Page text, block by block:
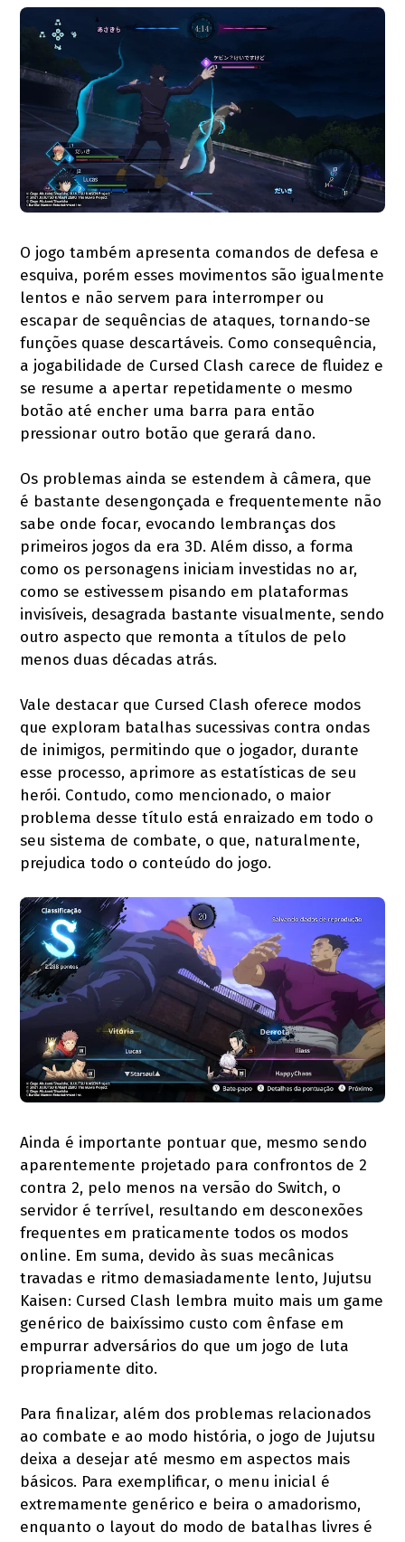
O jogo também apresenta comandos de defesa e
esquiva, porém esses movimentos são igualmente
lentos e não servem para interromper ou
escapar de sequências de ataques, tornando-se
funções quase descartáveis. Como consequência,
a jogabilidade de Cursed Clash carece de fluidez e
se resume a apertar repetidamente o mesmo
botão até encher uma barra para então
pressionar outro botão que gerará dano.
Os problemas ainda se estendem à câmera, que
é bastante desengonçada e frequentemente não
sabe onde focar, evocando lembranças dos
primeiros jogos da era 3D. Além disso, a forma
como os personagens iniciam investidas no ar,
como se estivessem pisando em plataformas
invisíveis, desagrada bastante visualmente, sendo
outro aspecto que remonta a títulos de pelo
menos duas décadas atrás.
Vale destacar que Cursed Clash oferece modos
que exploram batalhas sucessivas contra ondas
de inimigos, permitindo que o jogador, durante
esse processo, aprimore as estatísticas de seu
herói. Contudo, como mencionado, o maior
problema desse título está enraizado em todo o
seu sistema de combate, o que, naturalmente,
prejudica todo o conteúdo do jogo.
Ainda é importante pontuar que, mesmo sendo
aparentemente projetado para confrontos de 2
contra 2, pelo menos na versão do Switch, o
servidor é terrível, resultando em desconexões
frequentes em praticamente todos os modos
online. Em suma, devido às suas mecânicas
travadas e ritmo demasiadamente lento, Jujutsu
Kaisen: Cursed Clash lembra muito mais um game
genérico de baixíssimo custo com ênfase em
empurrar adversários do que um jogo de luta
propriamente dito.
Para finalizar, além dos problemas relacionados
ao combate e ao modo história, o jogo de Jujutsu
deixa a desejar até mesmo em aspectos mais
básicos. Para exemplificar, o menu inicial é
extremamente genérico e beira o amadorismo,
enquanto o layout do modo de batalhas livres é